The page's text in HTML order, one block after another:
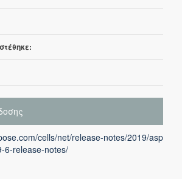
cells/net/release-notes/2019/asp
6-release-notes/